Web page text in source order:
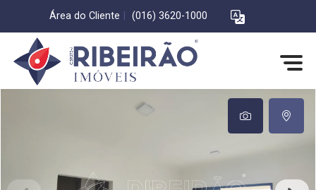
Área do Cliente (016) 3620-1000